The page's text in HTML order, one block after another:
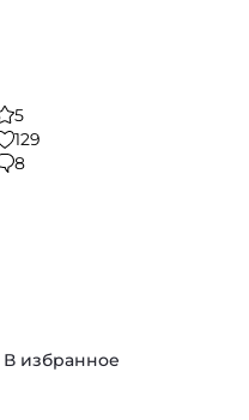
5
129
8
В избранное